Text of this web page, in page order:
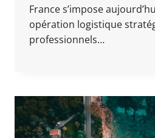
France s’impose
opération logistique
professionnels…